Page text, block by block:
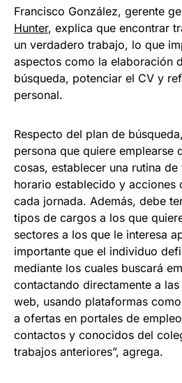
Francisco González, gerente
Hunter, explica que encontrar
un verdadero trabajo, lo que
aspectos como la elaboración
búsqueda, potenciar el CV y
personal.
Respecto del plan de
persona que quiere emplearse
cosas, establecer una rutina
horario establecido y acciones
cada jornada. Además, debe
tipos de cargos a los que
sectores a los que le interesa
importante que el individuo
mediante los cuales buscará
contactando directamente a
web, usando plataformas
a ofertas en portales de
contactos y conocidos del
trabajos anteriores”, agrega.